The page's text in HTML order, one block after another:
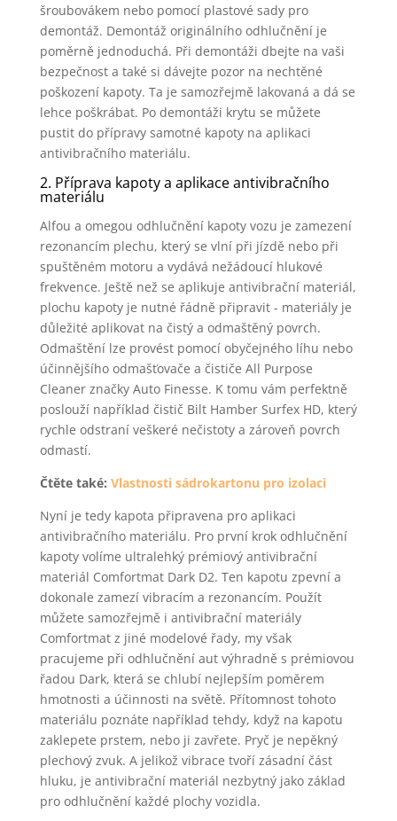
šroubovákem nebo pomocí plastové sady pro
demontáž. Demontáž originálního odhlučnění je
poměrně jednoduchá. Při demontáži dbejte na vaši
bezpečnost a také si dávejte pozor na nechtěné
poškození kapoty. Ta je samozřejmě lakovaná a dá se
lehce poškrábat. Po demontáži krytu se můžete
pustit do přípravy samotné kapoty na aplikaci
antivibračního materiálu.
2. Příprava kapoty a aplikace antivibračního
materiálu
Alfou a omegou odhlučnění kapoty vozu je zamezení
rezonancím plechu, který se vlní při jízdě nebo při
spuštěném motoru a vydává nežádoucí hlukové
frekvence. Ještě než se aplikuje antivibrační materiál,
plochu kapoty je nutné řádně připravit - materiály je
důležité aplikovat na čistý a odmaštěný povrch.
Odmaštění lze provést pomocí obyčejného líhu nebo
účinnějšího odmašťovače a čističe All Purpose
Cleaner značky Auto Finesse. K tomu vám perfektně
poslouží například čistič Bilt Hamber Surfex HD, který
rychle odstraní veškeré nečistoty a zároveň povrch
odmastí.
Čtěte také: Vlastnosti sádrokartonu pro izolaci
Nyní je tedy kapota připravena pro aplikaci
antivibračního materiálu. Pro první krok odhlučnění
kapoty volíme ultralehký prémiový antivibrační
materiál Comfortmat Dark D2. Ten kapotu zpevní a
dokonale zamezí vibracím a rezonancím. Použít
můžete samozřejmě i antivibrační materiály
Comfortmat z jiné modelové řady, my však
pracujeme při odhlučnění aut výhradně s prémiovou
řadou Dark, která se chlubí nejlepším poměrem
hmotnosti a účinnosti na světě. Přítomnost tohoto
materiálu poznáte například tehdy, když na kapotu
zaklepete prstem, nebo ji zavřete. Pryč je nepěkný
plechový zvuk. A jelikož vibrace tvoří zásadní část
hluku, je antivibrační materiál nezbytný jako základ
pro odhlučnění každé plochy vozidla.